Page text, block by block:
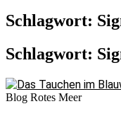
Schlagwort:
Schlagwort:
Blog Rotes Meer